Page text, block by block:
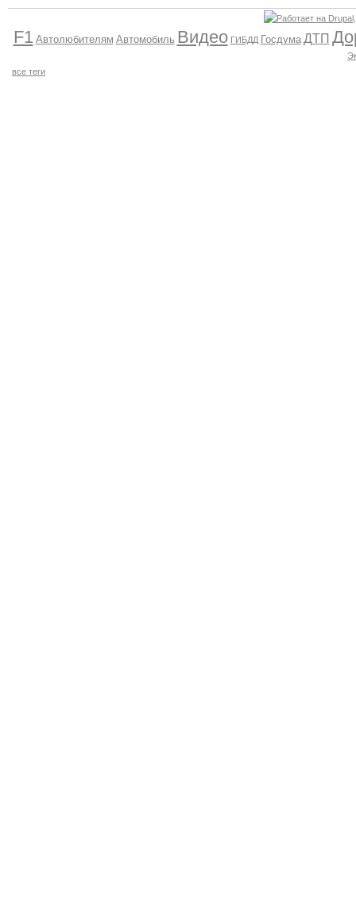
F1 Автолюбителям Автомобиль Видео ГИБДД Госдума ДТП
все теги